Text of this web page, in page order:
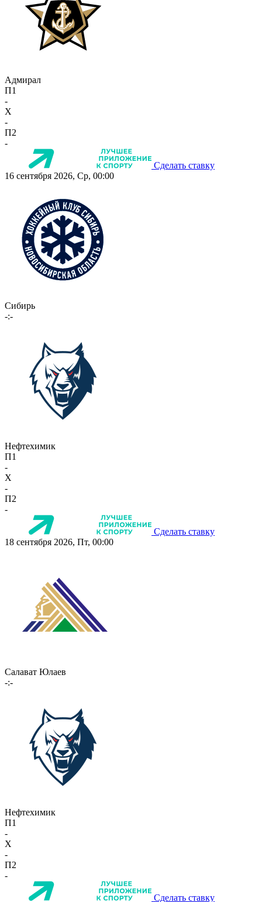
Адмирал
П1
-
X
-
П2
-
Сделать ставку
16 сентября 2026, Ср, 00:00
Сибирь
-:-
Нефтехимик
П1
-
X
-
П2
-
Сделать ставку
18 сентября 2026, Пт, 00:00
Салават Юлаев
-:-
Нефтехимик
П1
-
X
-
П2
-
Сделать ставку